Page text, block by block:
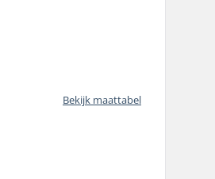
Bekijk maattabel